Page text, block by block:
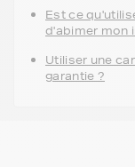
Est ce
d'abimer mon
Utiliser une
garantie ?